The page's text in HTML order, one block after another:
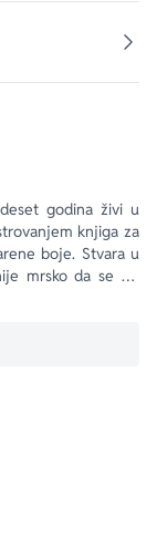
godina živi u
knjiga za
boje. Stvara u
mrsko da se po